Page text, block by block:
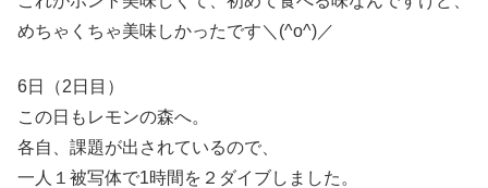
めちゃくちゃ美味しかったです＼(^o^)／
6日（2日目）
この日もレモンの森へ。
各自、課題が出されているので、
一人１被写体で1時間を２ダイブしました。